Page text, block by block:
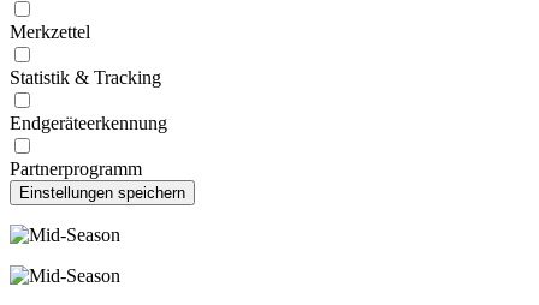
Merkzettel
Statistik & Tracking
Endgeräteerkennung
Partnerprogramm